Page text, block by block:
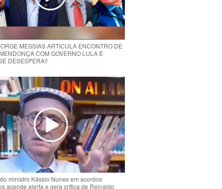
MESSIAS ARTICULA ENCONTRO DE
COM GOVERNO LULA E
DESESPERA!!
ministro Kássio Nunes em acordos
acende alerta e gera crítica de Reinaldo